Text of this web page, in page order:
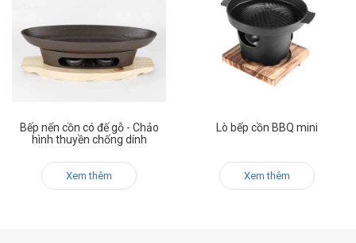
Bếp nến cồn có đế gỗ - Chảo
hình thuyền chống dính
Xem thêm
Lò bếp cồn BBQ mini
Xem thêm